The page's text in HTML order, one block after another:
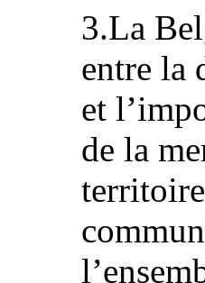
3.La
entre la
et
de la
territoire